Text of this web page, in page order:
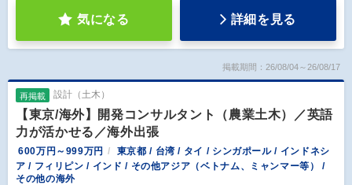
気になる 詳細を見る
掲載期間：26/08/04～26/08/17
再掲載 設計（土木）
【東京/海外】開発コンサルタント（農業土木）／英語
力が活かせる／海外出張
600万円～999万円
東京都 / 台湾 / タイ / シンガポール / インドネシ
ア / フィリピン / インド / その他アジア（ベトナム、ミャンマー等） /
その他の海外